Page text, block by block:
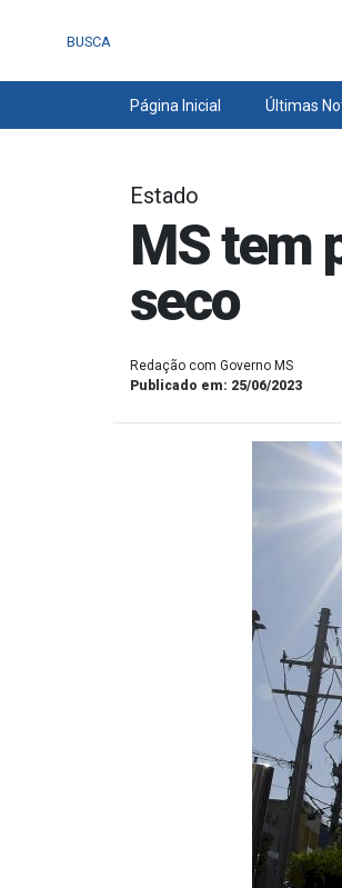
BUSCA
Página Inicial Últimas
Estado
MS tem
seco
Redação com Governo MS
Publicado em: 25/06/2023